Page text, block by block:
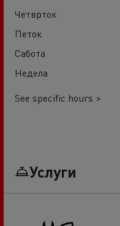
Четврток
Петок
Сабота
Недела
See specific hours >
Услуги